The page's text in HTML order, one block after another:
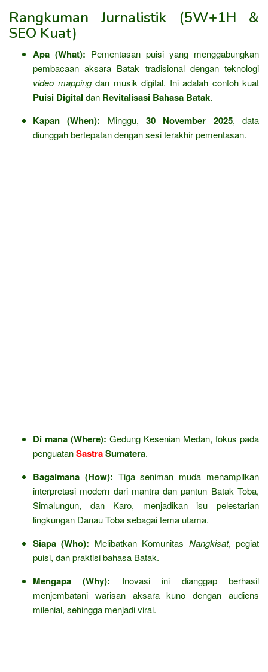
Rangkuman Jurnalistik (5W+1H &
SEO Kuat)
Apa (What): Pementasan puisi yang menggabungkan
pembacaan aksara Batak tradisional dengan teknologi
video mappingdan musik digital. Ini adalah contoh kuat
Puisi Digital dan Revitalisasi Bahasa Batak.
Kapan (When): Minggu,30 November 2025, data
diunggah bertepatan dengan sesi terakhir pementasan.
Di mana (Where): Gedung Kesenian Medan, fokus pada
penguatanSastraSumatera.
Bagaimana (How): Tiga seniman muda menampilkan
interpretasi modern dari mantra dan pantun Batak Toba,
Simalungun, dan Karo, menjadikan isu pelestarian
lingkungan Danau Toba sebagai tema utama.
Siapa (Who): Melibatkan Komunitas Nangkisat, pegiat
puisi, dan praktisi bahasa Batak.
Mengapa (Why): Inovasi ini dianggap berhasil
menjembatani warisan aksara kuno dengan audiens
milenial, sehingga menjadi viral.